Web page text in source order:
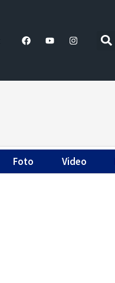
Foto Video